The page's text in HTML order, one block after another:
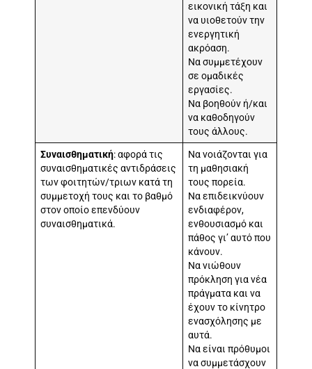
εικονική τάξη και
να υιοθετούν την
ενεργητική
ακρόαση.
Να συμμετέχουν
σε ομαδικές
εργασίες.
Να βοηθούν ή/και
να καθοδηγούν
τους άλλους.
Συναισθηματική: αφορά τις
συναισθηματικές αντιδράσεις
των φοιτητών/τριων κατά τη
συμμετοχή τους και το βαθμό
στον οποίο επενδύουν
συναισθηματικά.
Να νοιάζονται για
τη μαθησιακή
τους πορεία.
Να επιδεικνύουν
ενδιαφέρον,
ενθουσιασμό και
πάθος γι’ αυτό που
κάνουν.
Να νιώθουν
πρόκληση για νέα
πράγματα και να
έχουν το κίνητρο
ενασχόλησης με
αυτά.
Να είναι πρόθυμοι
να συμμετάσχουν